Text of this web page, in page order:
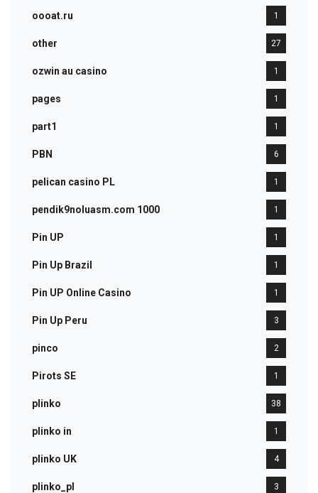
oooat.ru 1
other 27
ozwin au casino 1
pages 1
part1 1
PBN 6
pelican casino PL 1
pendik9noluasm.com 1000 1
Pin UP 1
Pin Up Brazil 1
Pin UP Online Casino 1
Pin Up Peru 3
pinco 2
Pirots SE 1
plinko 38
plinko in 1
plinko UK 4
plinko_pl 3